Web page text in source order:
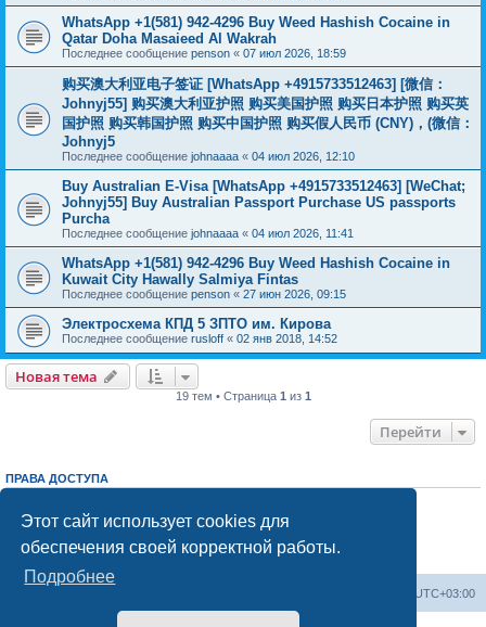
Этот сайт использует cookies для
обеспечения своей корректной работы.
Подробнее
WhatsApp +1(581) 942-4296 Buy Weed Hashish Cocaine in
Qatar Doha Masaieed Al Wakrah
Последнее сообщение penson « 07 июл 2026, 18:59
购买澳大利亚电子签证 [WhatsApp +4915733512463] [微信：
Johnyj55] 购买澳大利亚护照 购买美国护照 购买日本护照 购买英
国护照 购买韩国护照 购买中国护照 购买假人民币 (CNY)，(微信：
Johnyj5
Последнее сообщение johnaaaa « 04 июл 2026, 12:10
Buy Australian E-Visa [WhatsApp +4915733512463] [WeChat;
Johnyj55] Buy Australian Passport Purchase US passports
Purcha
Последнее сообщение johnaaaa « 04 июл 2026, 11:41
WhatsApp +1(581) 942-4296 Buy Weed Hashish Cocaine in
Kuwait City Hawally Salmiya Fintas
Последнее сообщение penson « 27 июн 2026, 09:15
Электросхема КПД 5 ЗПТО им. Кирова
Последнее сообщение rusloff « 02 янв 2018, 14:52
Новая тема
19 тем • Страница 1 из 1
Перейти
ПРАВА ДОСТУПА
Выне можетеотвечать на сообщения
Выне можетередактировать свои сообщения
Выне можетеудалять свои сообщения
добавлять вложения
UTC+03:00